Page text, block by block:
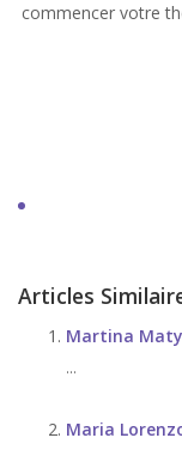
commencer votre
Articles
Martina
...
Maria